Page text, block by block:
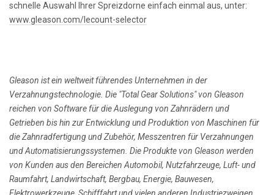
schnelle Auswahl Ihrer Spreizdorne einfach einmal aus, unter:
www.gleason.com/lecount-selector
Gleason ist ein weltweit führendes Unternehmen in der
Verzahnungstechnologie. Die "Total Gear Solutions" von Gleason
reichen von Software für die Auslegung von Zahnrädern und
Getrieben bis hin zur Entwicklung und Produktion von Maschinen für
die Zahnradfertigung und Zubehör, Messzentren für Verzahnungen
und Automatisierungssystemen. Die Produkte von Gleason werden
von Kunden aus den Bereichen Automobil, Nutzfahrzeuge, Luft- und
Raumfahrt, Landwirtschaft, Bergbau, Energie, Bauwesen,